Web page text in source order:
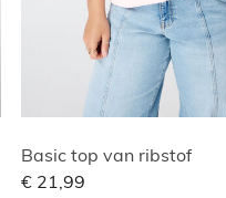
Basic top van ribstof
€ 21,99